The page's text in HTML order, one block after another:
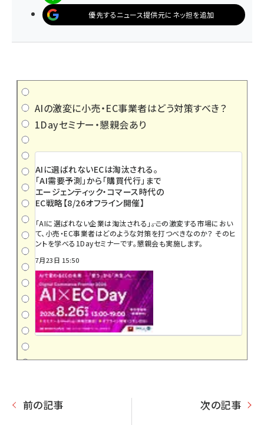
優先するニュース提供元にネッ担を追加
AIの激変に小売・EC事業者はどう対策すべき？
1Dayセミナー・懇親会あり
AIに選ばれないECは淘汰される。
「AI需要予測」から「購買代行」まで
エージェンティック・コマース時代の
EC戦略【8/26オフライン開催】
「AIに選ばれない企業は淘汰される」――。この激変する市場におい
て、小売・EC事業者はどのような対策を打つべきなのか？ そのヒ
ントを学べる1Dayセミナーです。懇親会も実施します。
7月23日 15:50
前の記事 次の記事